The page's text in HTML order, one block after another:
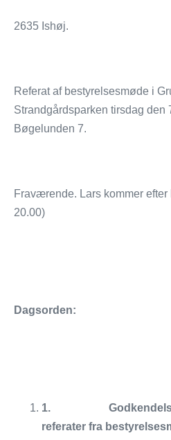
2635 Ishøj.
Referat af bestyrelsesmøde i
Strandgårdsparken tirsdag den
Bøgelunden 7.
Fraværende. Lars kommer efter
20.00)
Dagsorden:
1.
referater fra